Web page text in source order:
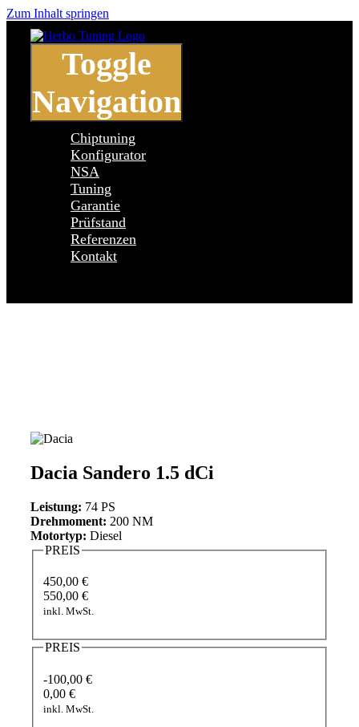
Zum Inhalt springen
Toggle
Navigation
Chiptuning
Konfigurator
NSA
Tuning
Garantie
Prüfstand
Referenzen
Kontakt
Dacia Sandero 1.5 dCi
Leistung: 74 PS
Drehmoment: 200 NM
Motortyp: Diesel
PREIS
450,00 €
550,00 €
inkl. MwSt.
PREIS
-100,00 €
0,00 €
inkl. MwSt.